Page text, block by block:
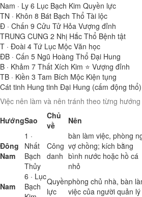
Nam · Ly 6 Lục Bạch Kim Quyền lực
TN · Khôn 8 Bát Bạch Thổ Tài lộc
Đ · Chấn 9 Cửu Tử Hỏa Vượng đỉnh
TRUNG CUNG 2 Nhị Hắc Thổ Bệnh tật
T · Đoài 4 Tứ Lục Mộc Văn học
ĐB · Cấn 5 Ngũ Hoàng Thổ Đại Hung
B · Khảm 7 Thất Xích Kim ⭐ Vượng đỉnh
TB · Kiền 3 Tam Bích Mộc Kiện tụng
Cát tinh Hung tinh Đại Hung (cấm động thổ)
Việc nên làm và nên tránh theo từng
HướngSao
Chủ
về
Nên
Đông
Nam
1 ·
Nhất
Bạch
Thủy
Công
danh
bàn làm việc, phòng
vợ chồng; kích bằng
bình nước hoặc hồ cá
nhỏ
Nam
6 · Lục
Bạch
Quyền
lực
phòng chủ nhà, bàn
việc của người quản lý